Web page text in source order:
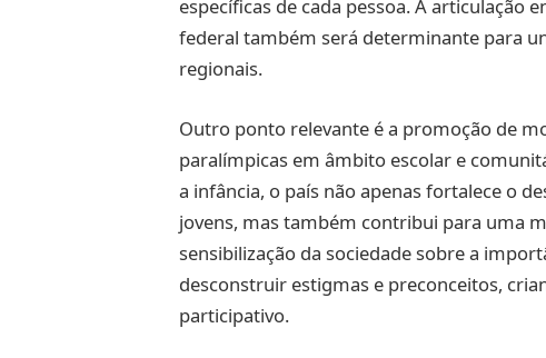
específicas de cada pessoa. A articulação
federal também será determinante para
regionais.
Outro ponto relevante é a promoção de
paralímpicas em âmbito escolar e
a infância, o país não apenas fortalece o
jovens, mas também contribui para uma
sensibilização da sociedade sobre a
desconstruir estigmas e preconceitos,
participativo.